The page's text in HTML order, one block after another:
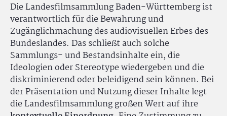
Die Landesfilmsammlung Baden-Württemberg ist
verantwortlich für die Bewahrung und
Zugänglichmachung des audiovisuellen Erbes des
Bundeslandes. Das schließt auch solche
Sammlungs- und Bestandsinhalte ein, die
Ideologien oder Stereotype wiedergeben und die
diskriminierend oder beleidigend sein können. Bei
der Präsentation und Nutzung dieser Inhalte legt
die Landesfilmsammlung großen Wert auf ihre